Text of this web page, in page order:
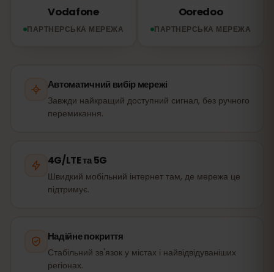
Vodafone
ПАРТНЕРСЬКА МЕРЕЖА
Ooredoo
ПАРТНЕРСЬКА МЕРЕЖА
Автоматичний вибір мережі
Завжди найкращий доступний сигнал, без ручного
перемикання.
4G/LTE та 5G
Швидкий мобільний інтернет там, де мережа це
підтримує.
Надійне покриття
Стабільний зв'язок у містах і найвідвідуваніших
регіонах.